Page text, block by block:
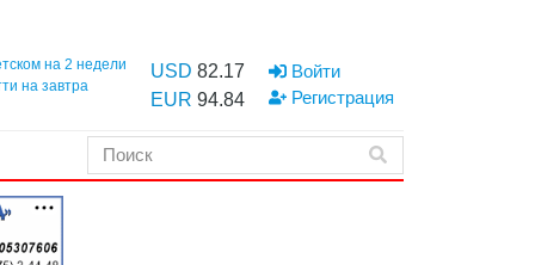
на 2 недели
на завтра
USD 82.17
EUR 94.84
Войти
Регистрация